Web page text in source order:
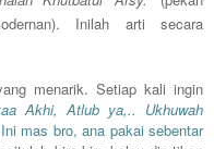
Inilah arti secara
menarik. Setiap kali ingin
Akhi, Atlub ya,.. Ukhuwah
mas bro, ana pakai sebentar